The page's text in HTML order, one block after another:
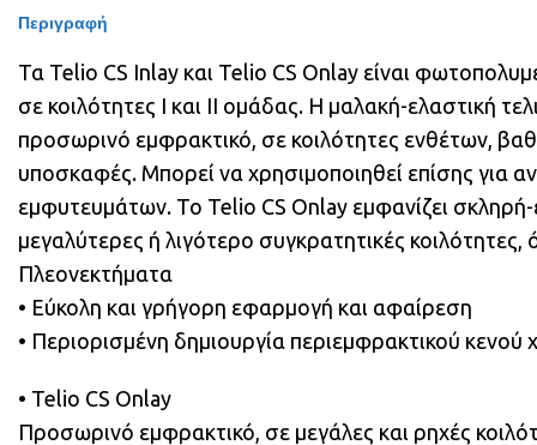
Περιγραφή
Τα Telio CS Inlay και Telio CS Onlay είναι
σε κοιλότητες I και II ομάδας. Η μαλακή-ελαστική
προσωρινό εμφρακτικό, σε κοιλότητες ενθέτων,
υποσκαφές. Μπορεί να χρησιμοποιηθεί επίσης για
εμφυτευμάτων. Το Telio CS Onlay εμφανίζει
μεγαλύτερες ή λιγότερο συγκρατητικές
Πλεονεκτήματα
• Εύκολη και γρήγορη εφαρμογή και αφαίρεση
• Περιορισμένη δημιουργία περιεμφρακτικού
• Telio CS Onlay
Προσωρινό εμφρακτικό, σε μεγάλες και ρηχές